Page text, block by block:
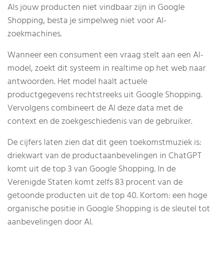
Als jouw producten niet vindbaar zijn in Google
Shopping, besta je simpelweg niet voor AI-
zoekmachines.
Wanneer een consument een vraag stelt aan een AI-
model, zoekt dit systeem in realtime op het web naar
antwoorden. Het model haalt actuele
productgegevens rechtstreeks uit Google Shopping.
Vervolgens combineert de AI deze data met de
context en de zoekgeschiedenis van de gebruiker.
De cijfers laten zien dat dit geen toekomstmuziek is:
driekwart van de productaanbevelingen in ChatGPT
komt uit de top 3 van Google Shopping. In de
Verenigde Staten komt zelfs 83 procent van de
getoonde producten uit de top 40. Kortom: een hoge
organische positie in Google Shopping is de sleutel tot
aanbevelingen door AI.